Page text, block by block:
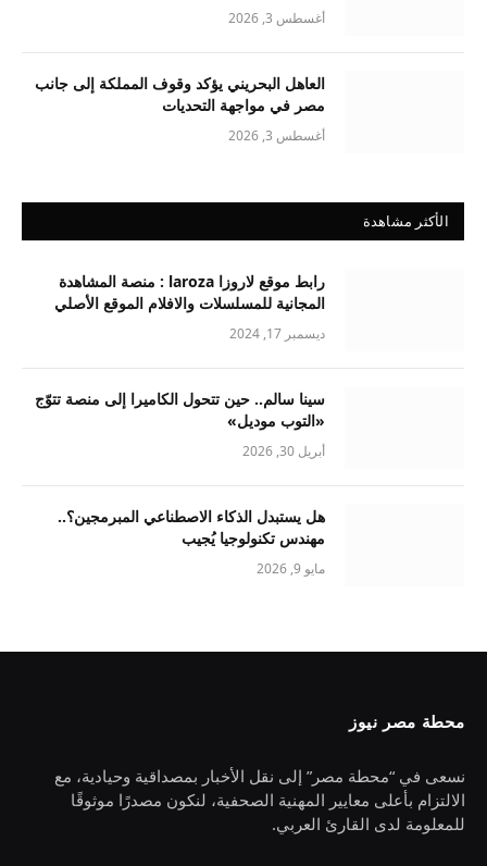
أغسطس 3, 2026
العاهل البحريني يؤكد وقوف المملكة إلى جانب
مصر في مواجهة التحديات
أغسطس 3, 2026
الأكثر مشاهدة
رابط موقع لاروزا laroza : منصة المشاهدة
المجانية للمسلسلات والافلام الموقع الأصلي
ديسمبر 17, 2024
سينا سالم.. حين تتحول الكاميرا إلى منصة تتوّج
«التوب موديل»
أبريل 30, 2026
هل يستبدل الذكاء الاصطناعي المبرمجين؟..
مهندس تكنولوجيا يُجيب
مايو 9, 2026
محطة مصر نيوز
نسعى في “محطة مصر” إلى نقل الأخبار بمصداقية وحيادية، مع
الالتزام بأعلى معايير المهنية الصحفية، لنكون مصدرًا موثوقًا
للمعلومة لدى القارئ العربي.